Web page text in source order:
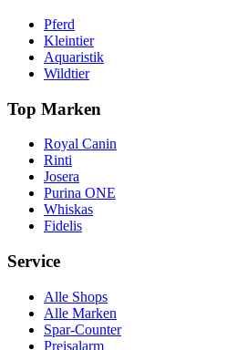
Pferd
Kleintier
Aquaristik
Wildtier
Top Marken
Royal Canin
Rinti
Josera
Purina ONE
Whiskas
Fidelis
Service
Alle Shops
Alle Marken
Spar-Counter
Preisalarm